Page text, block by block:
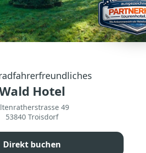
Hotel
49
53840 Troisdorf
Direkt buchen